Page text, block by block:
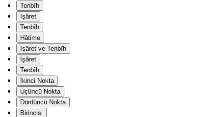
Tenbîh
İşâret
Tenbîh
Hâtime
İşâret ve Tenbîh
İşâret
Tenbîh
İkinci Nokta
Üçüncü Nokta
Dördüncü Nokta
Birincisi